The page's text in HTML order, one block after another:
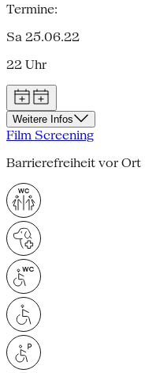
Termine:
Sa 25.06.22
22 Uhr
Weitere Infos
Film Screening
Barrierefreiheit vor Ort